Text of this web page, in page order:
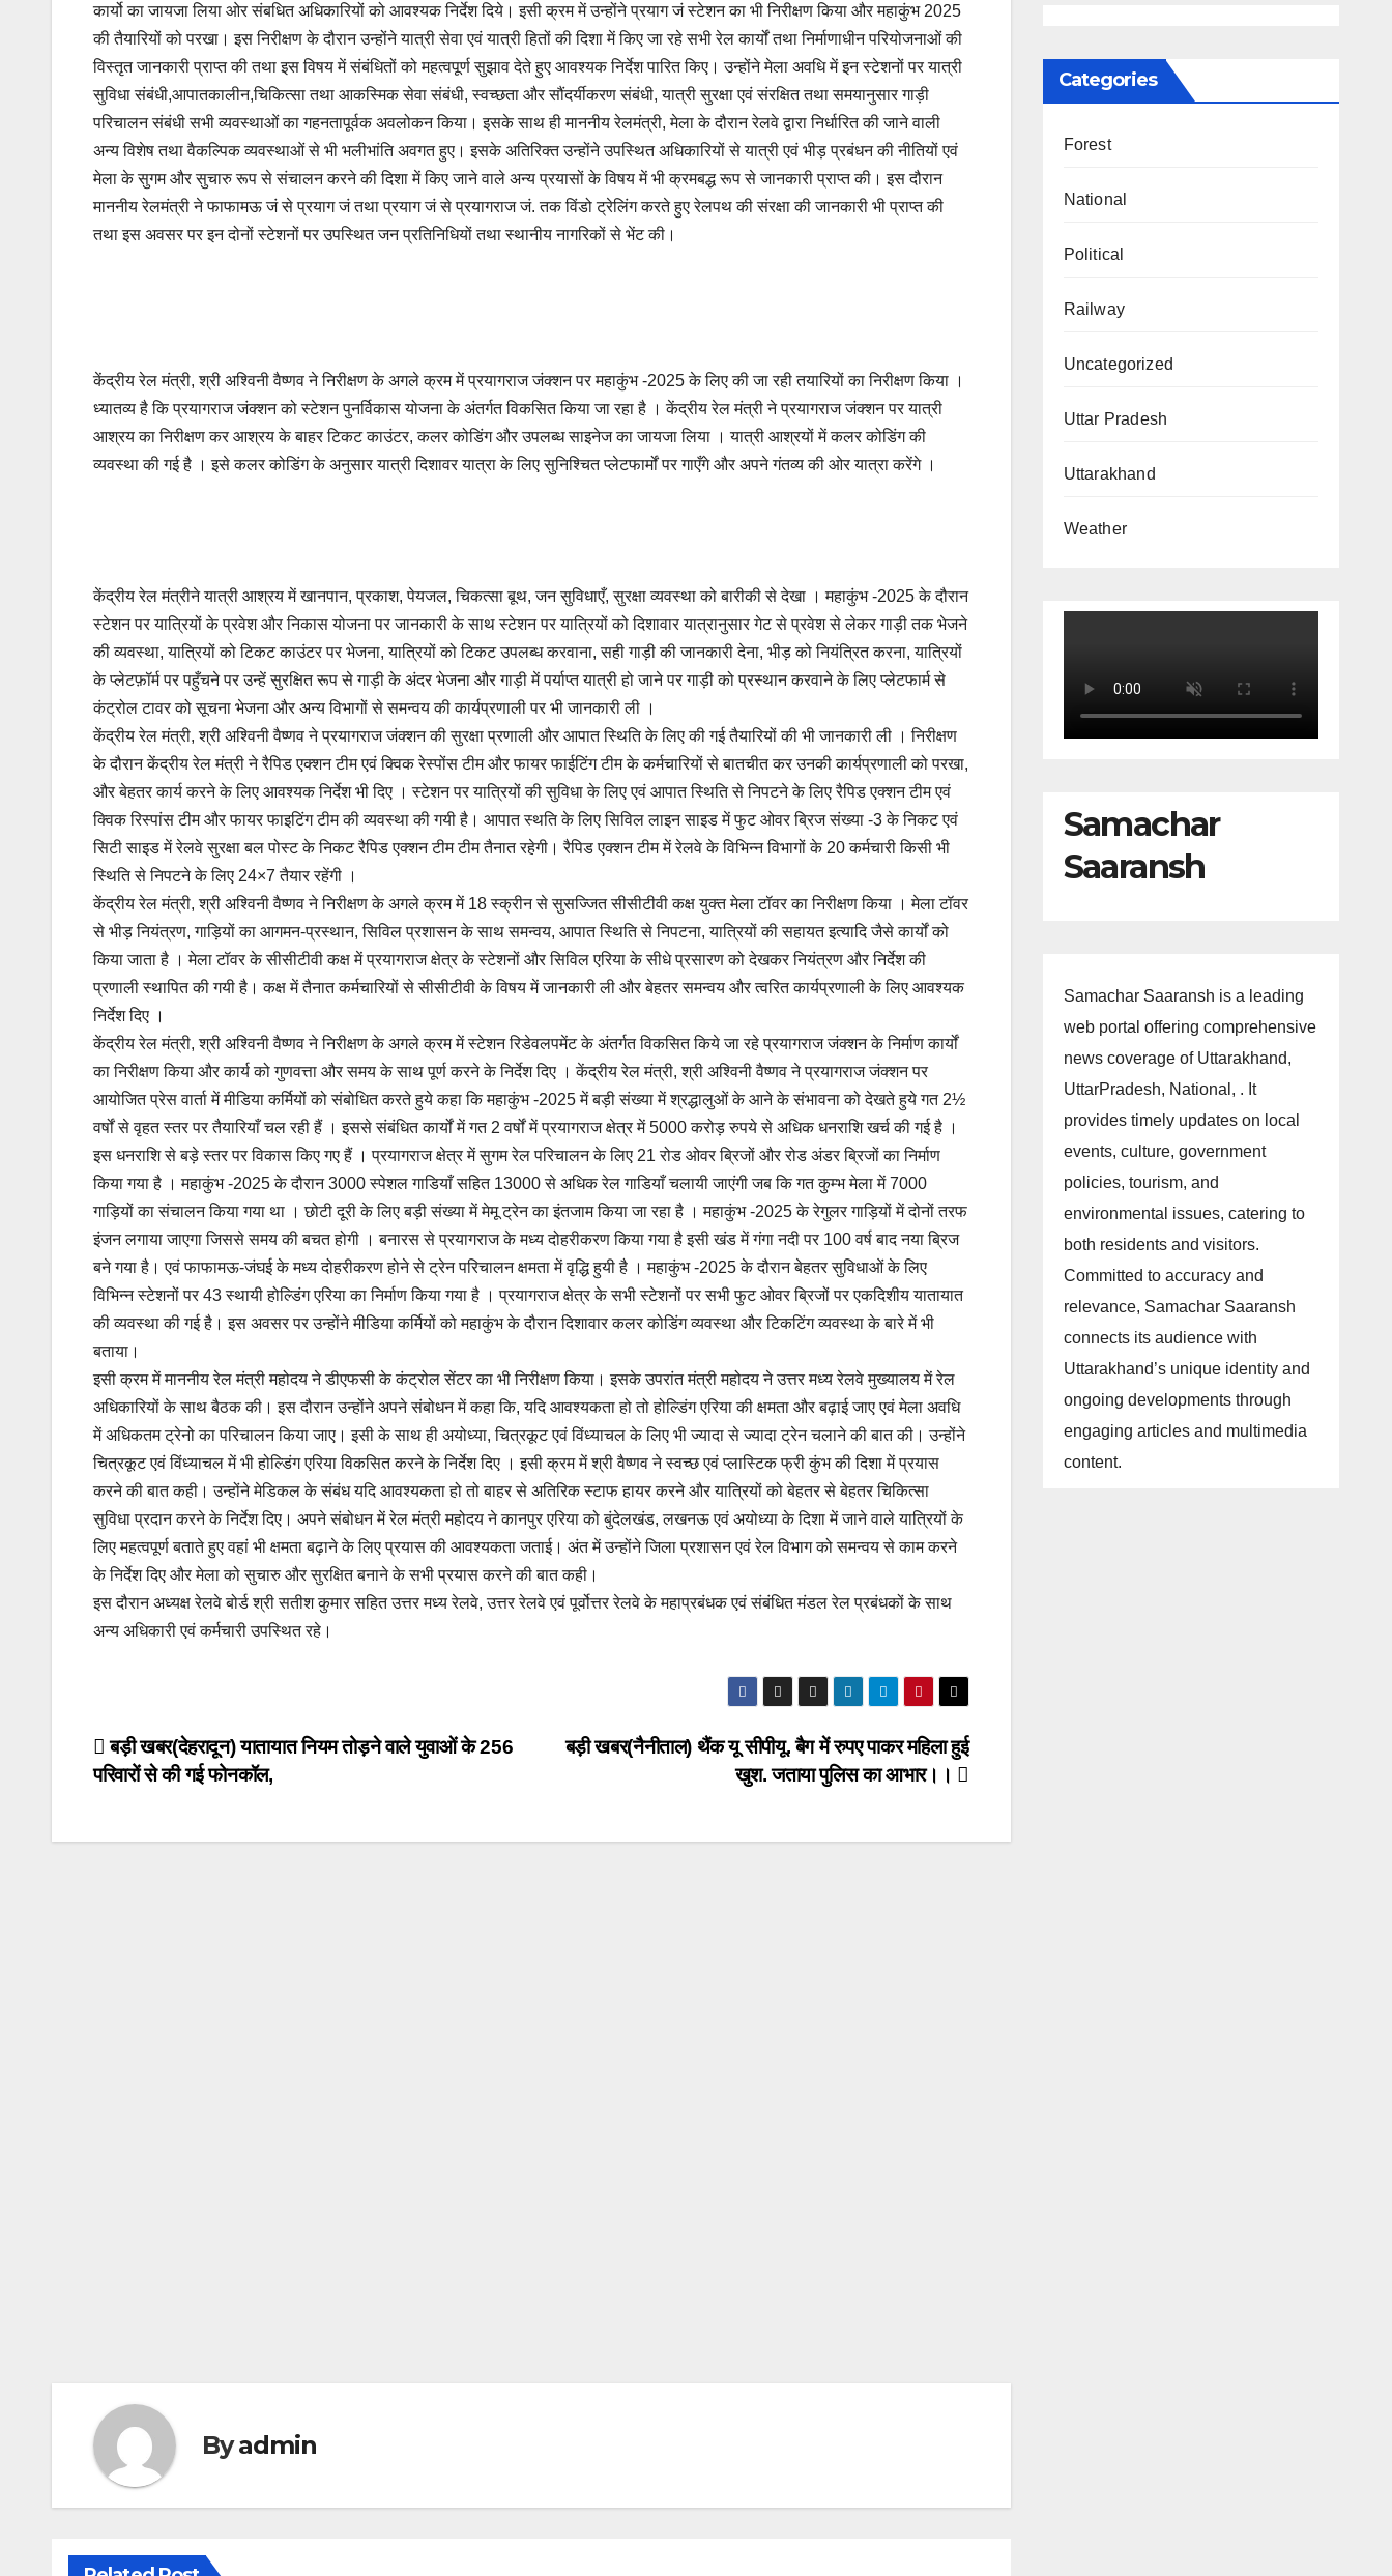
कार्यो का जायजा लिया ओर संबधित अधिकारियों को आवश्यक निर्देश दिये। इसी क्रम में उन्होंने प्रयाग जं स्टेशन का भी निरीक्षण किया और महाकुंभ 2025
की तैयारियों को परखा। इस निरीक्षण के दौरान उन्होंने यात्री सेवा एवं यात्री हितों की दिशा में किए जा रहे सभी रेल कार्यों तथा निर्माणाधीन परियोजनाओं की
विस्तृत जानकारी प्राप्त की तथा इस विषय में संबंधितों को महत्वपूर्ण सुझाव देते हुए आवश्यक निर्देश पारित किए। उन्होंने मेला अवधि में इन स्टेशनों पर यात्री
सुविधा संबंधी,आपातकालीन,चिकित्सा तथा आकस्मिक सेवा संबंधी, स्वच्छता और सौंदर्यीकरण संबंधी, यात्री सुरक्षा एवं संरक्षित तथा समयानुसार गाड़ी
परिचालन संबंधी सभी व्यवस्थाओं का गहनतापूर्वक अवलोकन किया। इसके साथ ही माननीय रेलमंत्री, मेला के दौरान रेलवे द्वारा निर्धारित की जाने वाली
अन्य विशेष तथा वैकल्पिक व्यवस्थाओं से भी भलीभांति अवगत हुए। इसके अतिरिक्त उन्होंने उपस्थित अधिकारियों से यात्री एवं भीड़ प्रबंधन की नीतियों एवं
मेला के सुगम और सुचारु रूप से संचालन करने की दिशा में किए जाने वाले अन्य प्रयासों के विषय में भी क्रमबद्ध रूप से जानकारी प्राप्त की। इस दौरान
माननीय रेलमंत्री ने फाफामऊ जं से प्रयाग जं तथा प्रयाग जं से प्रयागराज जं. तक विंडो ट्रेलिंग करते हुए रेलपथ की संरक्षा की जानकारी भी प्राप्त की
तथा इस अवसर पर इन दोनों स्टेशनों पर उपस्थित जन प्रतिनिधियों तथा स्थानीय नागरिकों से भेंट की।
केंद्रीय रेल मंत्री, श्री अश्विनी वैष्णव ने निरीक्षण के अगले क्रम में प्रयागराज जंक्शन पर महाकुंभ -2025 के लिए की जा रही तयारियों का निरीक्षण किया ।
ध्यातव्य है कि प्रयागराज जंक्शन को स्टेशन पुनर्विकास योजना के अंतर्गत विकसित किया जा रहा है । केंद्रीय रेल मंत्री ने प्रयागराज जंक्शन पर यात्री
आश्रय का निरीक्षण कर आश्रय के बाहर टिकट काउंटर, कलर कोडिंग और उपलब्ध साइनेज का जायजा लिया । यात्री आश्रयों में कलर कोडिंग की
व्यवस्था की गई है । इसे कलर कोडिंग के अनुसार यात्री दिशावर यात्रा के लिए सुनिश्चित प्लेटफार्मों पर गाएँगे और अपने गंतव्य की ओर यात्रा करेंगे ।
केंद्रीय रेल मंत्रीने यात्री आश्रय में खानपान, प्रकाश, पेयजल, चिकत्सा बूथ, जन सुविधाएँ, सुरक्षा व्यवस्था को बारीकी से देखा । महाकुंभ -2025 के दौरान
स्टेशन पर यात्रियों के प्रवेश और निकास योजना पर जानकारी के साथ स्टेशन पर यात्रियों को दिशावार यात्रानुसार गेट से प्रवेश से लेकर गाड़ी तक भेजने
की व्यवस्था, यात्रियों को टिकट काउंटर पर भेजना, यात्रियों को टिकट उपलब्ध करवाना, सही गाड़ी की जानकारी देना, भीड़ को नियंत्रित करना, यात्रियों
के प्लेटफ़ॉर्म पर पहुँचने पर उन्हें सुरक्षित रूप से गाड़ी के अंदर भेजना और गाड़ी में पर्याप्त यात्री हो जाने पर गाड़ी को प्रस्थान करवाने के लिए प्लेटफार्म से
कंट्रोल टावर को सूचना भेजना और अन्य विभागों से समन्वय की कार्यप्रणाली पर भी जानकारी ली ।
केंद्रीय रेल मंत्री, श्री अश्विनी वैष्णव ने प्रयागराज जंक्शन की सुरक्षा प्रणाली और आपात स्थिति के लिए की गई तैयारियों की भी जानकारी ली । निरीक्षण
के दौरान केंद्रीय रेल मंत्री ने रैपिड एक्शन टीम एवं क्विक रेस्पोंस टीम और फायर फाईटिंग टीम के कर्मचारियों से बातचीत कर उनकी कार्यप्रणाली को परखा,
और बेहतर कार्य करने के लिए आवश्यक निर्देश भी दिए । स्टेशन पर यात्रियों की सुविधा के लिए एवं आपात स्थिति से निपटने के लिए रैपिड एक्शन टीम एवं
क्विक रिस्पांस टीम और फायर फाइटिंग टीम की व्यवस्था की गयी है। आपात स्थति के लिए सिविल लाइन साइड में फुट ओवर ब्रिज संख्या -3 के निकट एवं
सिटी साइड में रेलवे सुरक्षा बल पोस्ट के निकट रैपिड एक्शन टीम टीम तैनात रहेगी। रैपिड एक्शन टीम में रेलवे के विभिन्न विभागों के 20 कर्मचारी किसी भी
स्थिति से निपटने के लिए 24×7 तैयार रहेंगी ।
केंद्रीय रेल मंत्री, श्री अश्विनी वैष्णव ने निरीक्षण के अगले क्रम में 18 स्क्रीन से सुसज्जित सीसीटीवी कक्ष युक्त मेला टॉवर का निरीक्षण किया । मेला टॉवर
से भीड़ नियंत्रण, गाड़ियों का आगमन-प्रस्थान, सिविल प्रशासन के साथ समन्वय, आपात स्थिति से निपटना, यात्रियों की सहायत इत्यादि जैसे कार्यों को
किया जाता है । मेला टॉवर के सीसीटीवी कक्ष में प्रयागराज क्षेत्र के स्टेशनों और सिविल एरिया के सीधे प्रसारण को देखकर नियंत्रण और निर्देश की
प्रणाली स्थापित की गयी है। कक्ष में तैनात कर्मचारियों से सीसीटीवी के विषय में जानकारी ली और बेहतर समन्वय और त्वरित कार्यप्रणाली के लिए आवश्यक
निर्देश दिए ।
केंद्रीय रेल मंत्री, श्री अश्विनी वैष्णव ने निरीक्षण के अगले क्रम में स्टेशन रिडेवलपमेंट के अंतर्गत विकसित किये जा रहे प्रयागराज जंक्शन के निर्माण कार्यों
का निरीक्षण किया और कार्य को गुणवत्ता और समय के साथ पूर्ण करने के निर्देश दिए । केंद्रीय रेल मंत्री, श्री अश्विनी वैष्णव ने प्रयागराज जंक्शन पर
आयोजित प्रेस वार्ता में मीडिया कर्मियों को संबोधित करते हुये कहा कि महाकुंभ -2025 में बड़ी संख्या में श्रद्धालुओं के आने के संभावना को देखते हुये गत 2½
वर्षों से वृहत स्तर पर तैयारियाँ चल रही हैं । इससे संबंधित कार्यों में गत 2 वर्षों में प्रयागराज क्षेत्र में 5000 करोड़ रुपये से अधिक धनराशि खर्च की गई है ।
इस धनराशि से बड़े स्तर पर विकास किए गए हैं । प्रयागराज क्षेत्र में सुगम रेल परिचालन के लिए 21 रोड ओवर ब्रिजों और रोड अंडर ब्रिजों का निर्माण
किया गया है । महाकुंभ -2025 के दौरान 3000 स्पेशल गाडियाँ सहित 13000 से अधिक रेल गाडियाँ चलायी जाएंगी जब कि गत कुम्भ मेला में 7000
गाड़ियों का संचालन किया गया था । छोटी दूरी के लिए बड़ी संख्या में मेमू ट्रेन का इंतजाम किया जा रहा है । महाकुंभ -2025 के रेगुलर गाड़ियों में दोनों तरफ
इंजन लगाया जाएगा जिससे समय की बचत होगी । बनारस से प्रयागराज के मध्य दोहरीकरण किया गया है इसी खंड में गंगा नदी पर 100 वर्ष बाद नया ब्रिज
बने गया है। एवं फाफामऊ-जंघई के मध्य दोहरीकरण होने से ट्रेन परिचालन क्षमता में वृद्धि हुयी है । महाकुंभ -2025 के दौरान बेहतर सुविधाओं के लिए
विभिन्न स्टेशनों पर 43 स्थायी होल्डिंग एरिया का निर्माण किया गया है । प्रयागराज क्षेत्र के सभी स्टेशनों पर सभी फुट ओवर ब्रिजों पर एकदिशीय यातायात
की व्यवस्था की गई है। इस अवसर पर उन्होंने मीडिया कर्मियों को महाकुंभ के दौरान दिशावार कलर कोडिंग व्यवस्था और टिकटिंग व्यवस्था के बारे में भी
बताया।
इसी क्रम में माननीय रेल मंत्री महोदय ने डीएफसी के कंट्रोल सेंटर का भी निरीक्षण किया। इसके उपरांत मंत्री महोदय ने उत्तर मध्य रेलवे मुख्यालय में रेल
अधिकारियों के साथ बैठक की। इस दौरान उन्होंने अपने संबोधन में कहा कि, यदि आवश्यकता हो तो होल्डिंग एरिया की क्षमता और बढ़ाई जाए एवं मेला अवधि
में अधिकतम ट्रेनो का परिचालन किया जाए। इसी के साथ ही अयोध्या, चित्रकूट एवं विंध्याचल के लिए भी ज्यादा से ज्यादा ट्रेन चलाने की बात की। उन्होंने
चित्रकूट एवं विंध्याचल में भी होल्डिंग एरिया विकसित करने के निर्देश दिए । इसी क्रम में श्री वैष्णव ने स्वच्छ एवं प्लास्टिक फ्री कुंभ की दिशा में प्रयास
करने की बात कही। उन्होंने मेडिकल के संबंध यदि आवश्यकता हो तो बाहर से अतिरिक स्टाफ हायर करने और यात्रियों को बेहतर से बेहतर चिकित्सा
सुविधा प्रदान करने के निर्देश दिए। अपने संबोधन में रेल मंत्री महोदय ने कानपुर एरिया को बुंदेलखंड, लखनऊ एवं अयोध्या के दिशा में जाने वाले यात्रियों के
लिए महत्वपूर्ण बताते हुए वहां भी क्षमता बढ़ाने के लिए प्रयास की आवश्यकता जताई। अंत में उन्होंने जिला प्रशासन एवं रेल विभाग को समन्वय से काम करने
के निर्देश दिए और मेला को सुचारु और सुरक्षित बनाने के सभी प्रयास करने की बात कही।
इस दौरान अध्यक्ष रेलवे बोर्ड श्री सतीश कुमार सहित उत्तर मध्य रेलवे, उत्तर रेलवे एवं पूर्वोत्तर रेलवे के महाप्रबंधक एवं संबंधित मंडल रेल प्रबंधकों के साथ
अन्य अधिकारी एवं कर्मचारी उपस्थित रहे।
Post
navigation
बड़ी खबर(नैनीताल) थैंक यू सीपीयू. बैग में रुपए पाकर महिला हुई
खुश. जताया पुलिस का आभार।।
बड़ी खबर(देहरादून) यातायात नियम तोड़ने वाले युवाओं के 256
परिवारों से की गई फोनकॉल,
Byadmin
Categories
Forest
National
Political
Railway
Uncategorized
Uttar Pradesh
Uttarakhand
Weather
Samachar
Saaransh
Samachar Saaransh is a leading
web portal offering comprehensive
news coverage of Uttarakhand,
UttarPradesh, National, . It
provides timely updates on local
events, culture, government
policies, tourism, and
environmental issues, catering to
both residents and visitors.
Committed to accuracy and
relevance, Samachar Saaransh
connects its audience with
Uttarakhand’s unique identity and
ongoing developments through
engaging articles and multimedia
content.